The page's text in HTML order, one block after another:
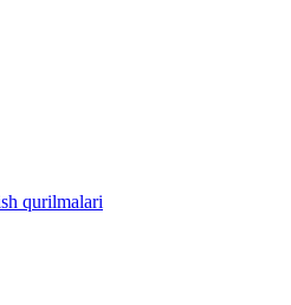
qurilmalari